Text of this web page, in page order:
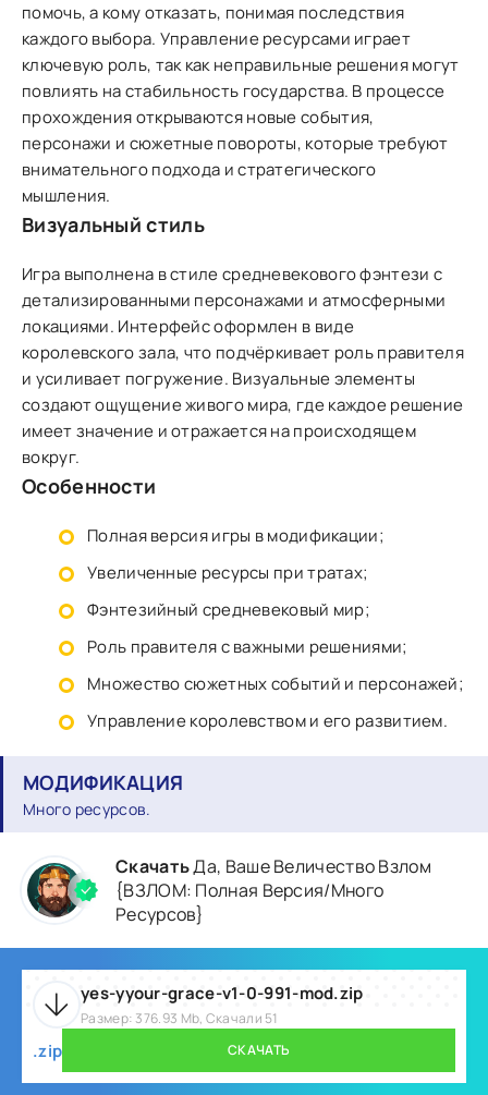
помочь, а кому отказать, понимая последствия
каждого выбора. Управление ресурсами играет
ключевую роль, так как неправильные решения могут
повлиять на стабильность государства. В процессе
прохождения открываются новые события,
персонажи и сюжетные повороты, которые требуют
внимательного подхода и стратегического
мышления.
Визуальный стиль
Игра выполнена в стиле средневекового фэнтези с
детализированными персонажами и атмосферными
локациями. Интерфейс оформлен в виде
королевского зала, что подчёркивает роль правителя
и усиливает погружение. Визуальные элементы
создают ощущение живого мира, где каждое решение
имеет значение и отражается на происходящем
вокруг.
Особенности
Полная версия игры в модификации;
Увеличенные ресурсы при тратах;
Фэнтезийный средневековый мир;
Роль правителя с важными решениями;
Множество сюжетных событий и персонажей;
Управление королевством и его развитием.
МОДИФИКАЦИЯ
Много ресурсов.
СкачатьДа, Ваше Величество Взлом
{ВЗЛОМ: Полная Версия/Много
Ресурсов}
yes-yyour-grace-v1-0-991-mod.zip
Размер: 376.93 Mb, Скачали 51
.zip СКАЧАТЬ